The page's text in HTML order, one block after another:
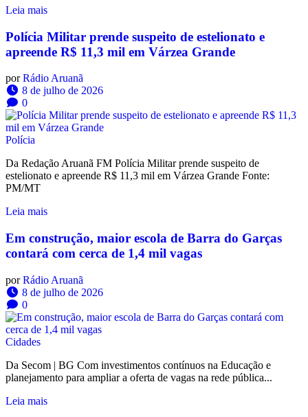
Leia mais
Polícia Militar prende suspeito de estelionato e
apreende R$ 11,3 mil em Várzea Grande
por Rádio Aruanã
8 de julho de 2026
0
Polícia
Da Redação Aruanã FM Polícia Militar prende suspeito de
estelionato e apreende R$ 11,3 mil em Várzea Grande Fonte:
PM/MT
Leia mais
Em construção, maior escola de Barra do Garças
contará com cerca de 1,4 mil vagas
por Rádio Aruanã
8 de julho de 2026
0
Cidades
Da Secom | BG Com investimentos contínuos na Educação e
planejamento para ampliar a oferta de vagas na rede pública...
Leia mais